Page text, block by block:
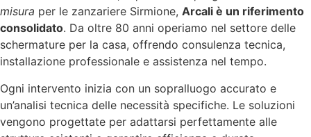
misura per le zanzariere Sirmione, Arcali è un riferimento
consolidato. Da oltre 80 anni operiamo nel settore delle
schermature per la casa, offrendo consulenza tecnica,
installazione professionale e assistenza nel tempo.
Ogni intervento inizia con un sopralluogo accurato e
un’analisi tecnica delle necessità specifiche. Le soluzioni
vengono progettate per adattarsi perfettamente alle